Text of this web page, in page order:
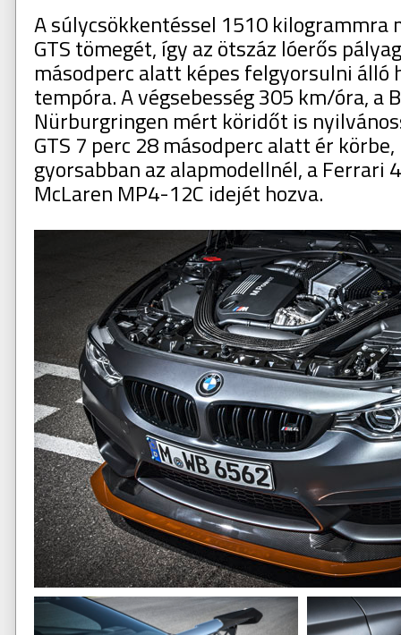
A súlycsökkentéssel 1510 kilogrammra
GTS tömegét, így az ötszáz lóerős
másodperc alatt képes felgyorsulni álló
tempóra. A végsebesség 305 km/óra, a
Nürburgringen mért köridőt is
GTS 7 perc 28 másodperc alatt ér
gyorsabban az alapmodellnél, a Ferrari
McLaren MP4-12C idejét hozva.